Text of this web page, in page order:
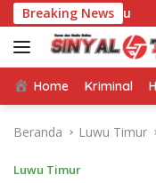
Langsung
ke
konten
Breaking News
Guru
Home Kriminal
Beranda Luwu Timur
Luwu Timur